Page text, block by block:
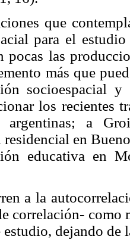
que
para el
pocas las
más que
socioespacial
los recientes
argentinas; a
residencial en
educativa en
a la
correlación- como
estudio, dejando